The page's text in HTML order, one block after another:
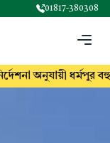
01817-380308
বহুমুখী উচ্চ